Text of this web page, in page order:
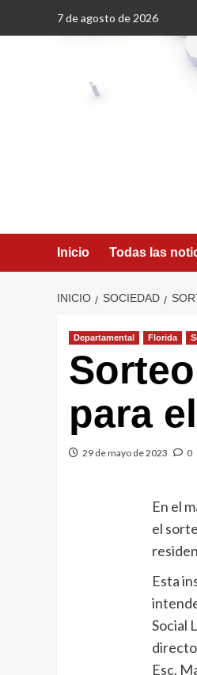
7 de agosto de 2026
Inicio Todas las
INICIO SOCIEDAD
Departamental Florida
para
29 de mayo de 2023 0
En el
el
Esta
Social
Esc.